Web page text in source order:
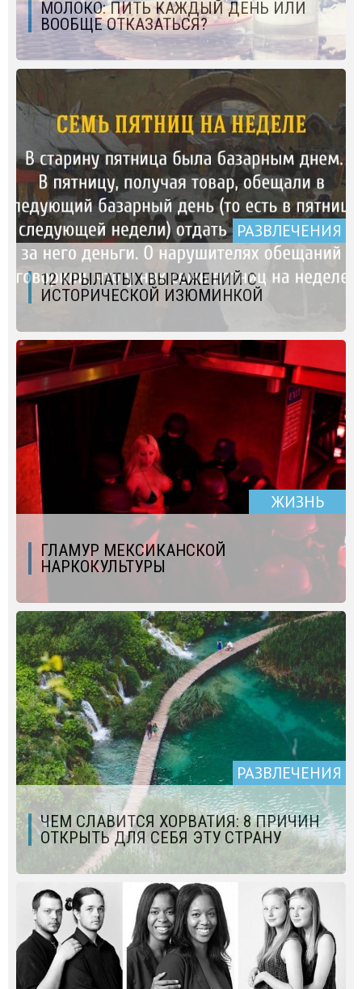
МОЛОКО: ПИТЬ КАЖДЫЙ ДЕНЬ ИЛИ
ВООБЩЕ ОТКАЗАТЬСЯ?
РАЗВЛЕЧЕНИЯ
12 КРЫЛАТЫХ ВЫРАЖЕНИЙ С
ИСТОРИЧЕСКОЙ ИЗЮМИНКОЙ
ЖИЗНЬ
ГЛАМУР МЕКСИКАНСКОЙ
НАРКОКУЛЬТУРЫ
РАЗВЛЕЧЕНИЯ
ЧЕМ СЛАВИТСЯ ХОРВАТИЯ: 8 ПРИЧИН
ОТКРЫТЬ ДЛЯ СЕБЯ ЭТУ СТРАНУ